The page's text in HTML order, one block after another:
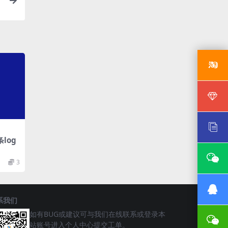
log
3
我们
如有BUG或建议可与我们在线联系或登录本
站账号进入个人中心提交工单。